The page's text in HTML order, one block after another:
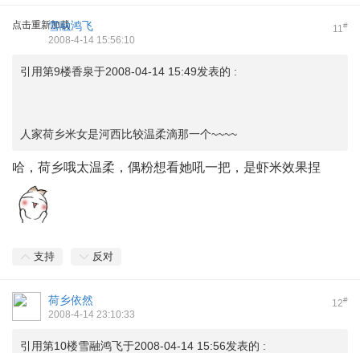
点击重新加载 11#
雪融鸿飞
2008-4-14 15:56:10
引用第9楼香泉于2008-04-14 15:49发表的 :
人家荷乡米女是河西比较温柔滴那一个~~~~
哈，荷乡哦太温柔，偶粉想看她吼一把，是虾米效果捏
支持 反对
12#
荷乡依然
2008-4-14 23:10:33
引用第10楼雪融鸿飞于2008-04-14 15:56发表的 :